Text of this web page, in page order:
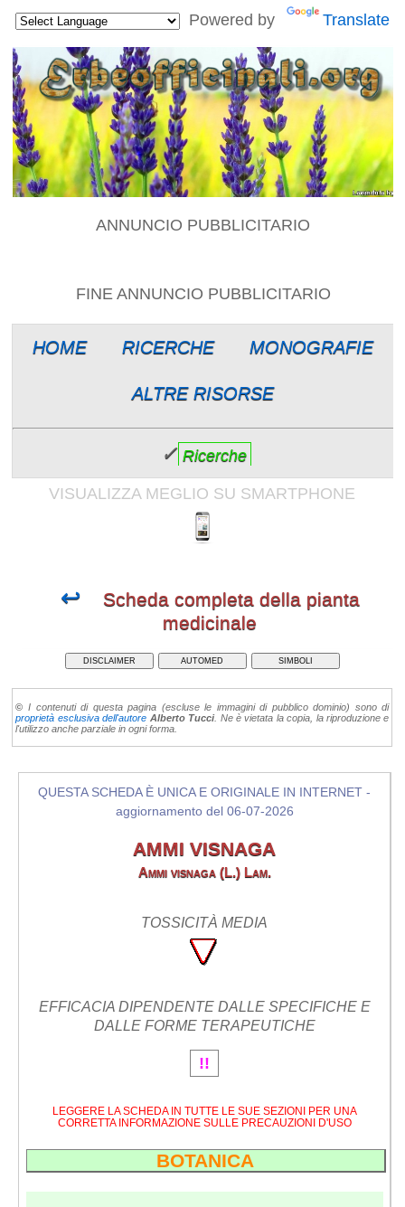
Powered by Translate
ANNUNCIO PUBBLICITARIO
FINE ANNUNCIO PUBBLICITARIO
HOME RICERCHE MONOGRAFIE
ALTRE RISORSE
✓ Ricerche
VISUALIZZA MEGLIO SU SMARTPHONE
↩ Scheda completa della pianta
medicinale
DISCLAIMER AUTOMED SIMBOLI
© I contenuti di questa pagina (escluse le immagini di pubblico dominio) sono di
proprietà esclusiva dell'autore Alberto Tucci . Ne è vietata la copia, la riproduzione e
l'utilizzo anche parziale in ogni forma.
QUESTA SCHEDA È UNICA E ORIGINALE IN INTERNET -
aggiornamento del 06-07-2026
AMMI VISNAGA
Ammi visnaga (L.) Lam.
TOSSICITÀ MEDIA
EFFICACIA DIPENDENTE DALLE SPECIFICHE E
DALLE FORME TERAPEUTICHE
!!
LEGGERE LA SCHEDA IN TUTTE LE SUE SEZIONI PER UNA
CORRETTA INFORMAZIONE SULLE PRECAUZIONI D'USO
BOTANICA